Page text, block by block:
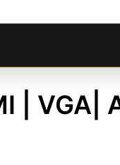
| VGA|